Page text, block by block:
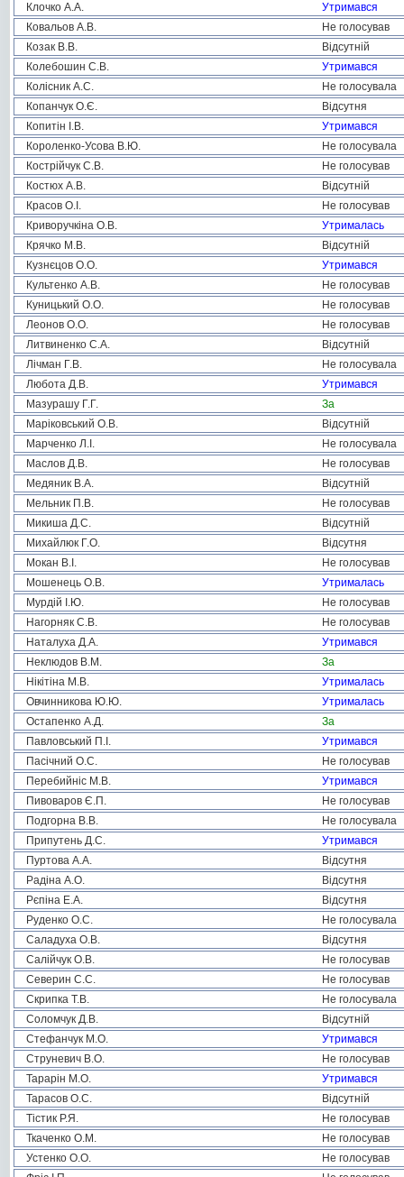
Клочко А.А.
Утримався
Ковальов А.В.
Не голосував
Козак В.В.
Відсутній
Колебошин С.В.
Утримався
Колісник А.С.
Не голосувала
Копанчук О.Є.
Відсутня
Копитін І.В.
Утримався
Короленко-Усова В.Ю.
Не голосувала
Кострійчук С.В.
Не голосував
Костюх А.В.
Відсутній
Красов О.І.
Не голосував
Криворучкіна О.В.
Утрималась
Крячко М.В.
Відсутній
Кузнєцов О.О.
Утримався
Культенко А.В.
Не голосував
Куницький О.О.
Не голосував
Леонов О.О.
Не голосував
Литвиненко С.А.
Відсутній
Лічман Г.В.
Не голосувала
Любота Д.В.
Утримався
Мазурашу Г.Г.
За
Маріковський О.В.
Відсутній
Марченко Л.І.
Не голосувала
Маслов Д.В.
Не голосував
Медяник В.А.
Відсутній
Мельник П.В.
Не голосував
Микиша Д.С.
Відсутній
Михайлюк Г.О.
Відсутня
Мокан В.І.
Не голосував
Мошенець О.В.
Утрималась
Мурдій І.Ю.
Не голосував
Нагорняк С.В.
Не голосував
Наталуха Д.А.
Утримався
Неклюдов В.М.
За
Нікітіна М.В.
Утрималась
Овчинникова Ю.Ю.
Утрималась
Остапенко А.Д.
За
Павловський П.І.
Утримався
Пасічний О.С.
Не голосував
Перебийніс М.В.
Утримався
Пивоваров Є.П.
Не голосував
Подгорна В.В.
Не голосувала
Припутень Д.С.
Утримався
Пуртова А.А.
Відсутня
Радіна А.О.
Відсутня
Рєпіна Е.А.
Відсутня
Руденко О.С.
Не голосувала
Саладуха О.В.
Відсутня
Салійчук О.В.
Не голосував
Северин С.С.
Не голосував
Скрипка Т.В.
Не голосувала
Соломчук Д.В.
Відсутній
Стефанчук М.О.
Утримався
Струневич В.О.
Не голосував
Тарарін М.О.
Утримався
Тарасов О.С.
Відсутній
Тістик Р.Я.
Не голосував
Ткаченко О.М.
Не голосував
Устенко О.О.
Не голосував